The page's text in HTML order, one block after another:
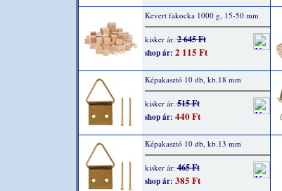
Kevert fakocka 1000 g, 15-50 mm
kisker ár:2 645 Ft
shop ár: 2 115 Ft
Képakasztó 10 db, kb.18 mm
kisker ár:515 Ft
shop ár: 440 Ft
Képakasztó 10 db, kb.13 mm
kisker ár:465 Ft
shop ár: 385 Ft